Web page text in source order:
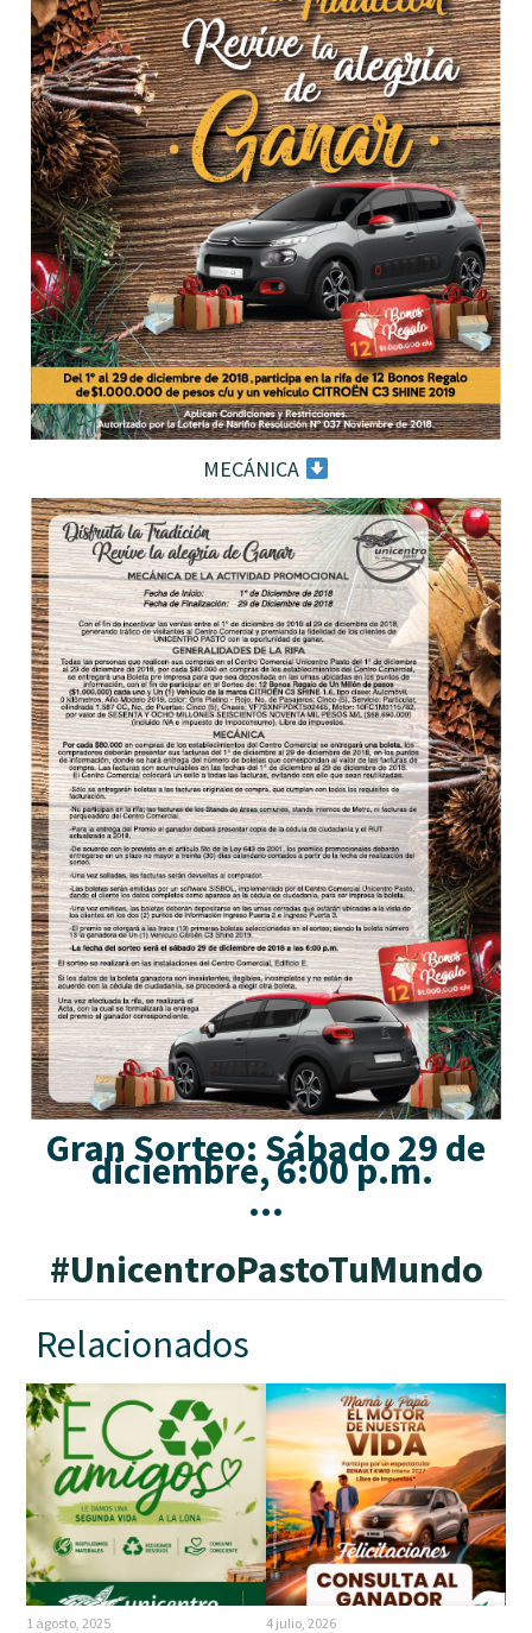
MECÁNICA
Gran Sorteo: Sábado 29 de
diciembre, 6:00 p.m.
···
#UnicentroPastoTuMundo
Relacionados
1 agosto, 2025 4 julio, 2026